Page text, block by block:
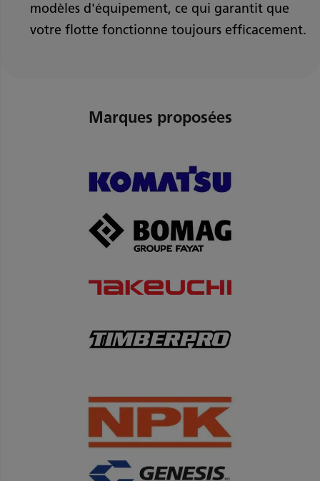
modèles d'équipement, ce qui garantit que
votre flotte fonctionne toujours efficacement.
Marques proposées